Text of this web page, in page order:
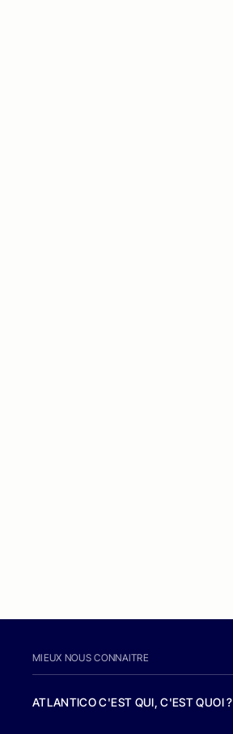
MIEUX NOUS CONNAITRE
ATLANTICO C'EST QUI, C'EST QUOI ?